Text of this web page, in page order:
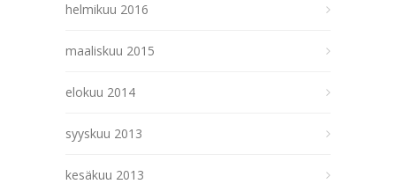
helmikuu 2016
maaliskuu 2015
elokuu 2014
syyskuu 2013
kesäkuu 2013